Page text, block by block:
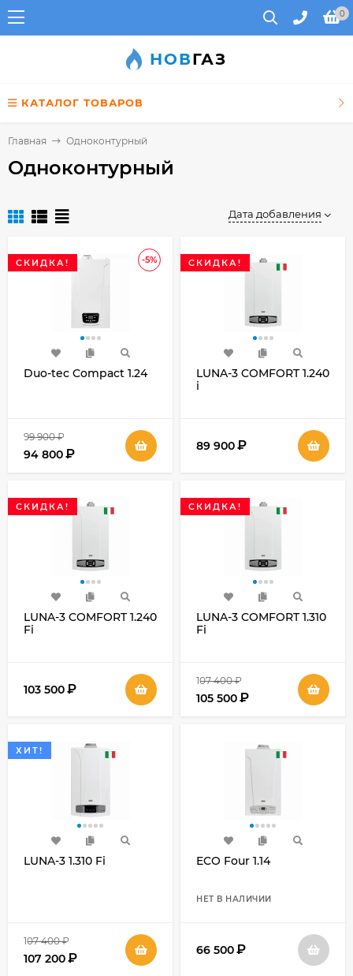
0
НОВГАЗ
КАТАЛОГ ТОВАРОВ
Главная Одноконтурный
Одноконтурный
Дата добавления
-5%
СКИДКА!
Duo-tec Compact 1.24
99 900 ₽
94 800₽
СКИДКА!
LUNA-3 COMFORT 1.240
i
89 900₽
СКИДКА!
LUNA-3 COMFORT 1.240
Fi
103 500₽
СКИДКА!
LUNA-3 COMFORT 1.310
Fi
107 400 ₽
105 500₽
ХИТ!
LUNA-3 1.310 Fi
107 400 ₽
107 200₽
ECO Four 1.14
НЕТ В НАЛИЧИИ
66 500₽